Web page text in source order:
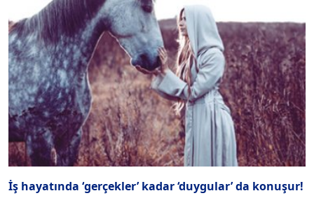
İş hayatında ‘gerçekler’ kadar ‘duygular’ da konuşur!